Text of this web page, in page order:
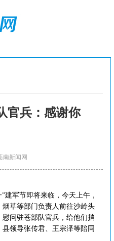
官兵：感谢你
南新闻网
建军节即将来临，今天上午，
草等部门负责人前往沙岭头
问驻苍部队官兵，给他们捎
领导张传君、王宗泽等陪同